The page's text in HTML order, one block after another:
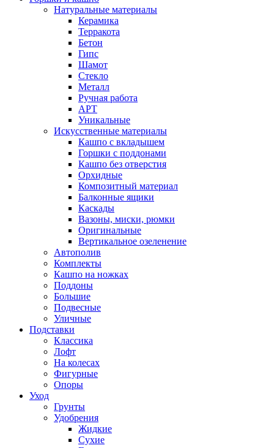
Натуральные материалы
Керамика
Терракота
Бетон
Гипс
Шамот
Стекло
Металл
Ручная работа
АРТ
Уникальные
Искусственные материалы
Кашпо с вкладышем
Горшки с поддонами
Кашпо без отверстия
Орхидные
Композитный материал
Балконные ящики
Каскады
Вазоны, миски, рюмки
Оригинальные
Вертикальное озеленение
Автополив
Комплекты
Кашпо на ножках
Поддоны
Большие
Подвесные
Уличные
Подставки
Классика
Лофт
На колесах
Фигурные
Опоры
Уход
Грунты
Удобрения
Жидкие
Сухие